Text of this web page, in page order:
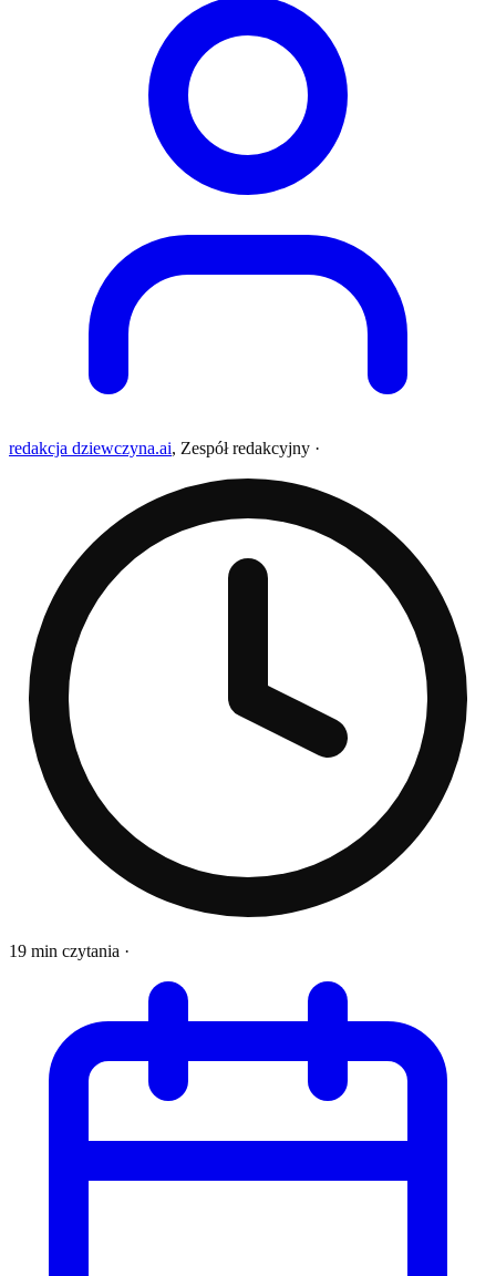
redakcja dziewczyna.ai, Zespół redakcyjny ·
19 min czytania ·